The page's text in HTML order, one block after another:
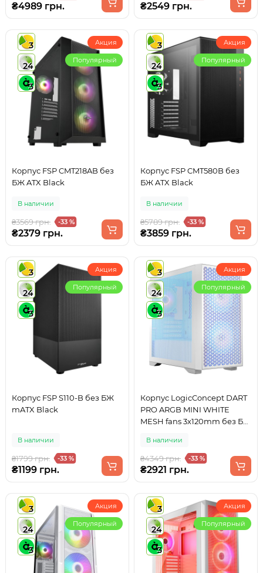
₴4989 грн. ₴2549 грн.
3
24
3
Акция
Популярный
Корпус FSP CMT218AB без
БЖ ATX Black
В наличии
₴3569 грн. -33 %
₴2379 грн.
3
24
3
Акция
Популярный
Корпус FSP CMT580B без
БЖ ATX Black
В наличии
₴5789 грн. -33 %
₴3859 грн.
3
24
3
Акция
Популярный
Корпус FSP S110-B без БЖ
mATX Black
В наличии
₴1799 грн. -33 %
₴1199 грн.
3
24
3
Акция
Популярный
Корпус LogicConcept DART
PRO ARGB MINI WHITE
MESH fans 3x120mm без БЖ
В наличии
₴4349 грн. -33 %
₴2921 грн.
3
24
3
Акция
Популярный
3
24
3
Акция
Популярный